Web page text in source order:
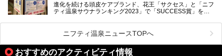
全国総合2位にランクインした人気温浴施設「竜泉寺の湯 草
加谷塚店」がコラボイベントを期間限定で開催中ということ
気になるその内容をチェックしてきました！
進化を続ける頭皮ケアブランド、花王「サクセス」と「ニフ
ティ温泉サウナランキング2023」で「SUCCESS賞」を獲
ベントを開催。
早速訪問し、気になるその内容を取材してきました！
───
ニフティ温泉ニュースTOPへ
おすすめのアクティビティ情報